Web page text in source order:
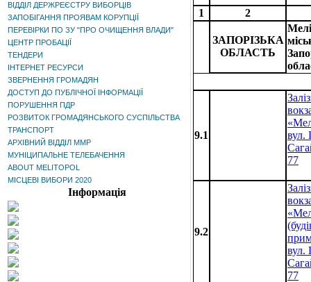
ВІДДІЛ ДЕРЖРЕЄСТРУ ВИБОРЦІВ
ЗАПОБІГАННЯ ПРОЯВАМ КОРУПЦІЇ
ПЕРЕВІРКИ ПО ЗУ "ПРО ОЧИЩЕННЯ ВЛАДИ"
ЦЕНТР ПРОБАЦІЇ
ТЕНДЕРИ
ІНТЕРНЕТ РЕСУРСИ
ЗВЕРНЕННЯ ГРОМАДЯН
ДОСТУП ДО ПУБЛІЧНОЇ ІНФОРМАЦІЇ
ПОРУШЕННЯ ПДР
РОЗВИТОК ГРОМАДЯНСЬКОГО СУСПІЛЬСТВА
ТРАНСПОРТ
АРХІВНИЙ ВІДДІЛ ММР
МУНІЦИПАЛЬНЕ ТЕЛЕБАЧЕННЯ
ABOUT MELITOPOL
МІСЦЕВІ ВИБОРИ 2020
Інформація
1 2
ЗАПОРІЗЬКА
ОБЛАСТЬ
9.1
вул.
77
9.2
вул.
77